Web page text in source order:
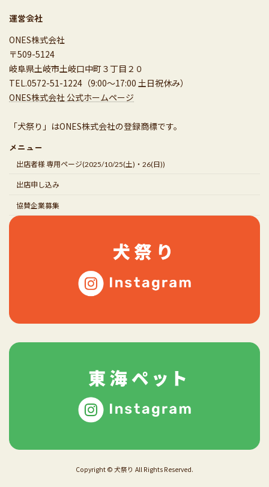
運営会社
ONES株式会社
〒509-5124
岐阜県土岐市土岐口中町３丁目２０
TEL.0572-51-1224（9:00～17:00 土日祝休み）
ONES株式会社 公式ホームページ
「犬祭り」はONES株式会社の登録商標です。
メニュー
出店者様 専用ページ(2025/10/25(土)・26(日))
出店申し込み
協賛企業募集
Copyright © 犬祭り All Rights Reserved.